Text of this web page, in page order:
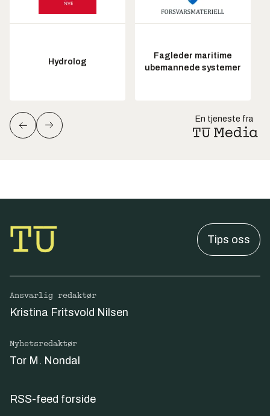
Hydrolog
Fagleder maritime
ubemannede systemer
En tjeneste fra
Tips oss
Ansvarlig redaktør
Kristina Fritsvold Nilsen
Nyhetsredaktør
Tor M. Nondal
RSS-feed forside